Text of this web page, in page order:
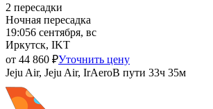
2 пересадки
Ночная пересадка
19:056 сентября, вс
Иркутск, IKT
от 44 860 ₽Уточнить цену
Jeju Air, Jeju Air, IrAeroВ пути 33ч 35м